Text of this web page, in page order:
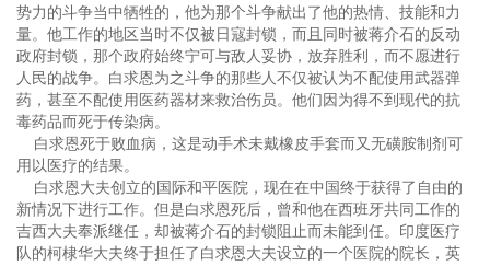
势力的斗争当中牺牲的，他为那个斗争献出了他的热情、技能和力
量。他工作的地区当时不仅被日寇封锁，而且同时被蒋介石的反动
政府封锁，那个政府始终宁可与敌人妥协，放弃胜利，而不愿进行
人民的战争。白求恩为之斗争的那些人不仅被认为不配使用武器弹
药，甚至不配使用医药器材来救治伤员。他们因为得不到现代的抗
毒药品而死于传染病。
白求恩死于败血病，这是动手术未戴橡皮手套而又无磺胺制剂可
用以医疗的结果。
白求恩大夫创立的国际和平医院，现在在中国终于获得了自由的
新情况下进行工作。但是白求恩死后，曾和他在西班牙共同工作的
吉西大夫奉派继任，却被蒋介石的封锁阻止而未能到任。印度医疗
队的柯棣华大夫终于担任了白求恩大夫设立的一个医院的院长，英